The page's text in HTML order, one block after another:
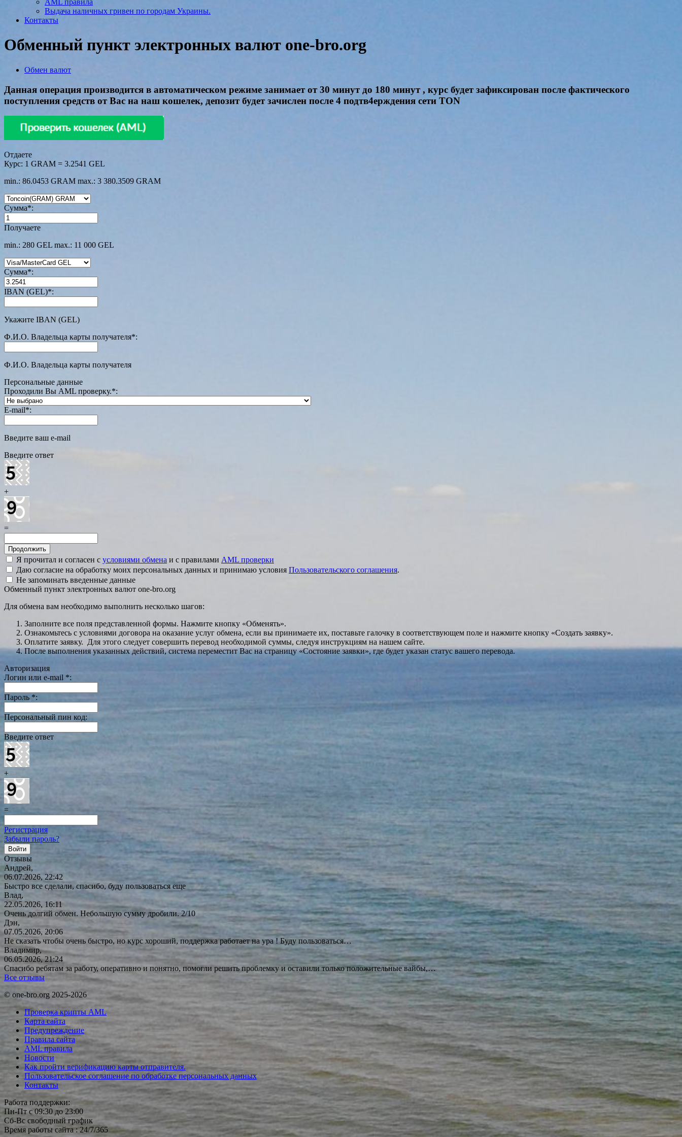
AML правила
Выдача наличных гривен по городам Украины.
Контакты
Обменный пункт электронных валют one-bro.org
Обмен валют
Данная операция производится в автоматическом режиме занимает от 30 минут до 180 минут , курс будет зафиксирован после фактического
поступления средств от Вас на наш кошелек, депозит будет зачислен после 4 подтв4ерждения сети TON
Отдаете
Курс: 1 GRAM = 3.2541 GEL
min.: 86.0453 GRAM max.: 3 380.3509 GRAM
Сумма*:
Получаете
min.: 280 GEL max.: 11 000 GEL
Сумма*:
IBAN (GEL)*:
Укажите IBAN (GEL)
Ф.И.О. Владельца карты получателя*:
Ф.И.О. Владельца карты получателя
Персональные данные
Проходили Вы AML проверку.*:
E-mail*:
Введите ваш e-mail
Введите ответ
+
=
Я прочитал и согласен с условиями обмена и с правилами AML проверки
Даю согласие на обработку моих персональных данных и принимаю условия Пользовательского соглашения.
Не запоминать введенные данные
Обменный пункт электронных валют one-bro.org
Для обмена вам необходимо выполнить несколько шагов:
Заполните все поля представленной формы. Нажмите кнопку «Обменять».
Ознакомьтесь с условиями договора на оказание услуг обмена, если вы принимаете их, поставьте галочку в соответствующем поле и нажмите кнопку «Создать заявку».
Оплатите заявку. Для этого следует совершить перевод необходимой суммы, следуя инструкциям на нашем сайте.
После выполнения указанных действий, система переместит Вас на страницу «Состояние заявки», где будет указан статус вашего перевода.
Авторизация
Логин или e-mail *:
Пароль *:
Персональный пин код:
Введите ответ
+
=
Регистрация
Забыли пароль?
Отзывы
Андрей,
06.07.2026, 22:42
Быстро все сделали, спасибо, буду пользоваться еще
Влад,
22.05.2026, 16:11
Очень долгий обмен. Небольшую сумму дробили. 2/10
Дэн,
07.05.2026, 20:06
Не сказать чтобы очень быстро, но курс хороший, поддержка работает на ура ! Буду пользоваться…
Владимир,
06.05.2026, 21:24
Спасибо ребятам за работу, оперативно и понятно, помогли решить проблемку и оставили только положительные вайбы,…
Все отзывы
© one-bro.org 2025-2026
Проверка крипты AML
Карта сайта
Предупреждение
Правила сайта
AML правила
Новости
Как пройти верификацию карты отправителя.
Пользовательское соглашение по обработке персональных данных
Контакты
Работа поддержки:
Пн-Пт с 09:30 до 23:00
Сб-Вс свободный график
Время работы сайта : 24/7/365